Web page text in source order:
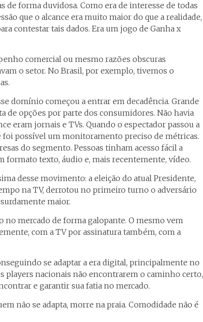
de forma duvidosa. Como era de interesse de todas
que o alcance era muito maior do que a realidade,
contestar tais dados. Era um jogo de Ganha x
comercial ou mesmo razões obscuras
o setor. No Brasil, por exemplo, tivemos o
domínio começou a entrar em decadência. Grande
de opções por parte dos consumidores. Não havia
eram jornais e TVs. Quando o espectador passou a
possível um monitoramento preciso de métricas.
do segmento. Pessoas tinham acesso fácil a
formato texto, áudio e, mais recentemente, vídeo.
desse movimento: a eleição do atual Presidente,
na TV, derrotou no primeiro turno o adversário
maior.
no mercado de forma galopante. O mesmo vem
com a TV por assinatura também, com a
se adaptar a era digital, principalmente no
players nacionais não encontrarem o caminho certo,
e garantir sua fatia no mercado.
não se adapta, morre na praia. Comodidade não é